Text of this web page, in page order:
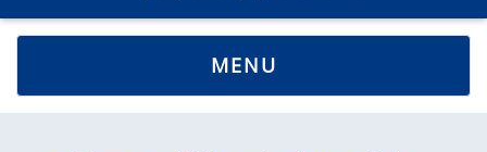
TOGGLE
NAVIGATION
MENU